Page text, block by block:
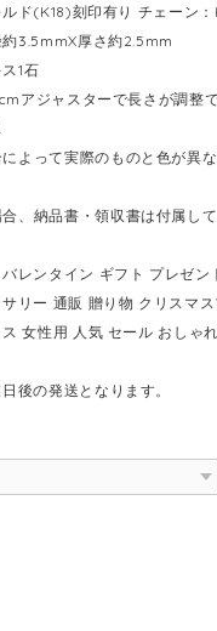
ド(K18)刻印有り チェーン：
3.5mmX厚さ約2.5mm
1石
アジャスターで長さが調整
よって実際のものと色が異
、納品書・領収書は付属して
レンタイン ギフト プレゼン
リー 通販 贈り物 クリスマ
女性用 人気 セール おしゃ
後の発送となります。